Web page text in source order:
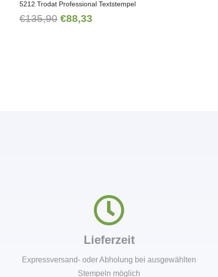
5212 Trodat Professional Textstempel
€135,90 Ursprünglicher
€88,33
Lieferzeit
Expressversand- oder Abholung bei ausgewählten
Stempeln möglich